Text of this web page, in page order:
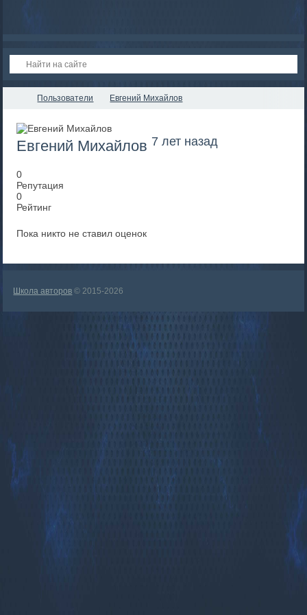
Пользователи Евгений Михайлов
Евгений Михайлов 7 лет назад
0
Репутация
0
Рейтинг
Пока никто не ставил оценок
Школа авторов © 2015-2026